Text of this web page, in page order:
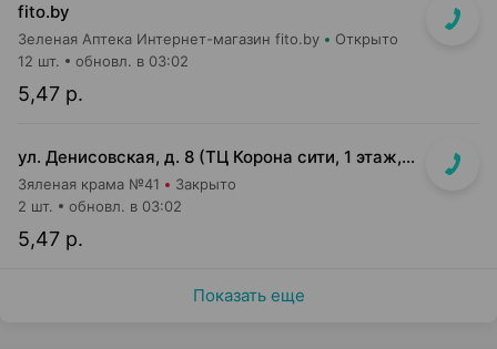
fito.by
Зеленая Аптека Интернет-магазин fito.by Открыто
5,47 р.
12 шт. обновл. в 03:02
ул. Денисовская, д. 8 (ТЦ Корона сити, 1 этаж, "островок" возле м-на "5 элемент")
Зяленая крама №41 Закрыто
5,47 р.
2 шт. обновл. в 03:02
Показать еще